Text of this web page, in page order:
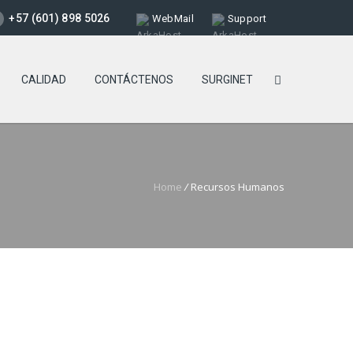
+57 (601) 898 5026 WebMail Support
CALIDAD CONTÁCTENOS SURGINET
Home / Recursos Humanos